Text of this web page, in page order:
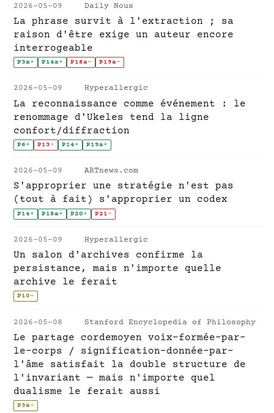
2026-05-09 Daily Nous
La phrase survit à l'extraction ; sa
raison d'être exige un auteur encore
interrogeable
P3a+ P14a+ P18a- P19a-
2026-05-09 Hyperallergic
La reconnaissance comme événement : le
renommage d'Ukeles tend la ligne
confort/diffraction
P6+ P13- P14+ P19a+
2026-05-09 ARTnews.com
S'approprier une stratégie n'est pas
(tout à fait) s'approprier un codex
P14+ P18a+ P20+ P21-
2026-05-09 Hyperallergic
Un salon d'archives confirme la
persistance, mais n'importe quelle
archive le ferait
P10~
2026-05-08 Stanford Encyclopedia of Philosophy
Le partage cordemoyen voix-formée-par-
le-corps / signification-donnée-par-
l'âme satisfait la double structure de
l'invariant — mais n'importe quel
dualisme le ferait aussi
P3a~